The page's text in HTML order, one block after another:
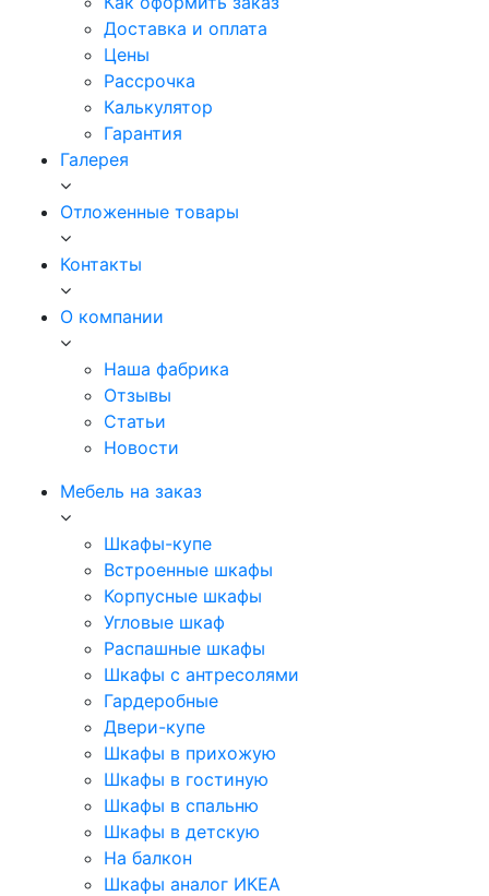
Доставка и оплата
Цены
Рассрочка
Калькулятор
Гарантия
Галерея
Отложенные товары
Контакты
О компании
Наша фабрика
Отзывы
Статьи
Новости
Мебель на заказ
Шкафы-купе
Встроенные шкафы
Корпусные шкафы
Угловые шкаф
Распашные шкафы
Шкафы с антресолями
Гардеробные
Двери-купе
Шкафы в прихожую
Шкафы в гостиную
Шкафы в спальню
Шкафы в детскую
На балкон
Шкафы аналог ИКЕА